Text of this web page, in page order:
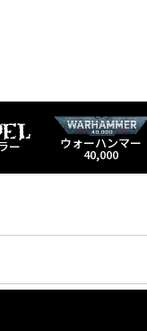
ー ウォーハンマー
40,000